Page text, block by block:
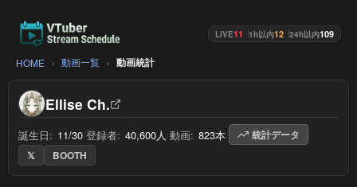
LIVE11 1h以内12 24h以内109
HOME 動画一覧 動画統計
Ellise Ch.
誕生日: 11/30 登録者: 40,600人 動画: 823本
統計データ
𝕏
BOOTH